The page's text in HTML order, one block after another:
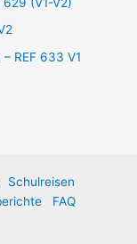
REF 633 V1
Schulreisen
FAQ